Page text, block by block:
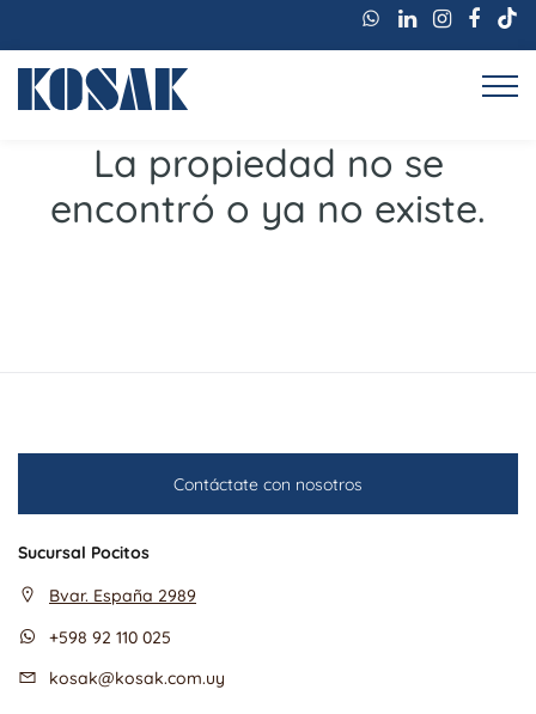
La propiedad no se
encontró o ya no existe.
Contáctate con nosotros
Sucursal Pocitos
Bvar. España 2989
+598 92 110 025
kosak@kosak.com.uy